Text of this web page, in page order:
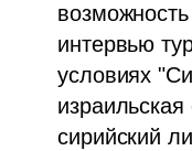
интервью
условиях
сирийский